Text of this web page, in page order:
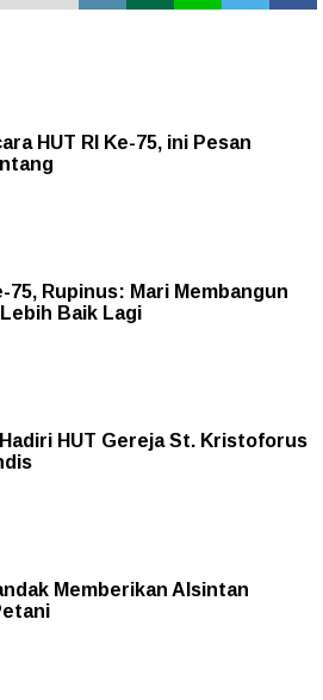
HUT RI Ke-75, ini Pesan
75, Rupinus: Mari Membangun
Baik Lagi
HUT Gereja St. Kristoforus
Memberikan Alsintan